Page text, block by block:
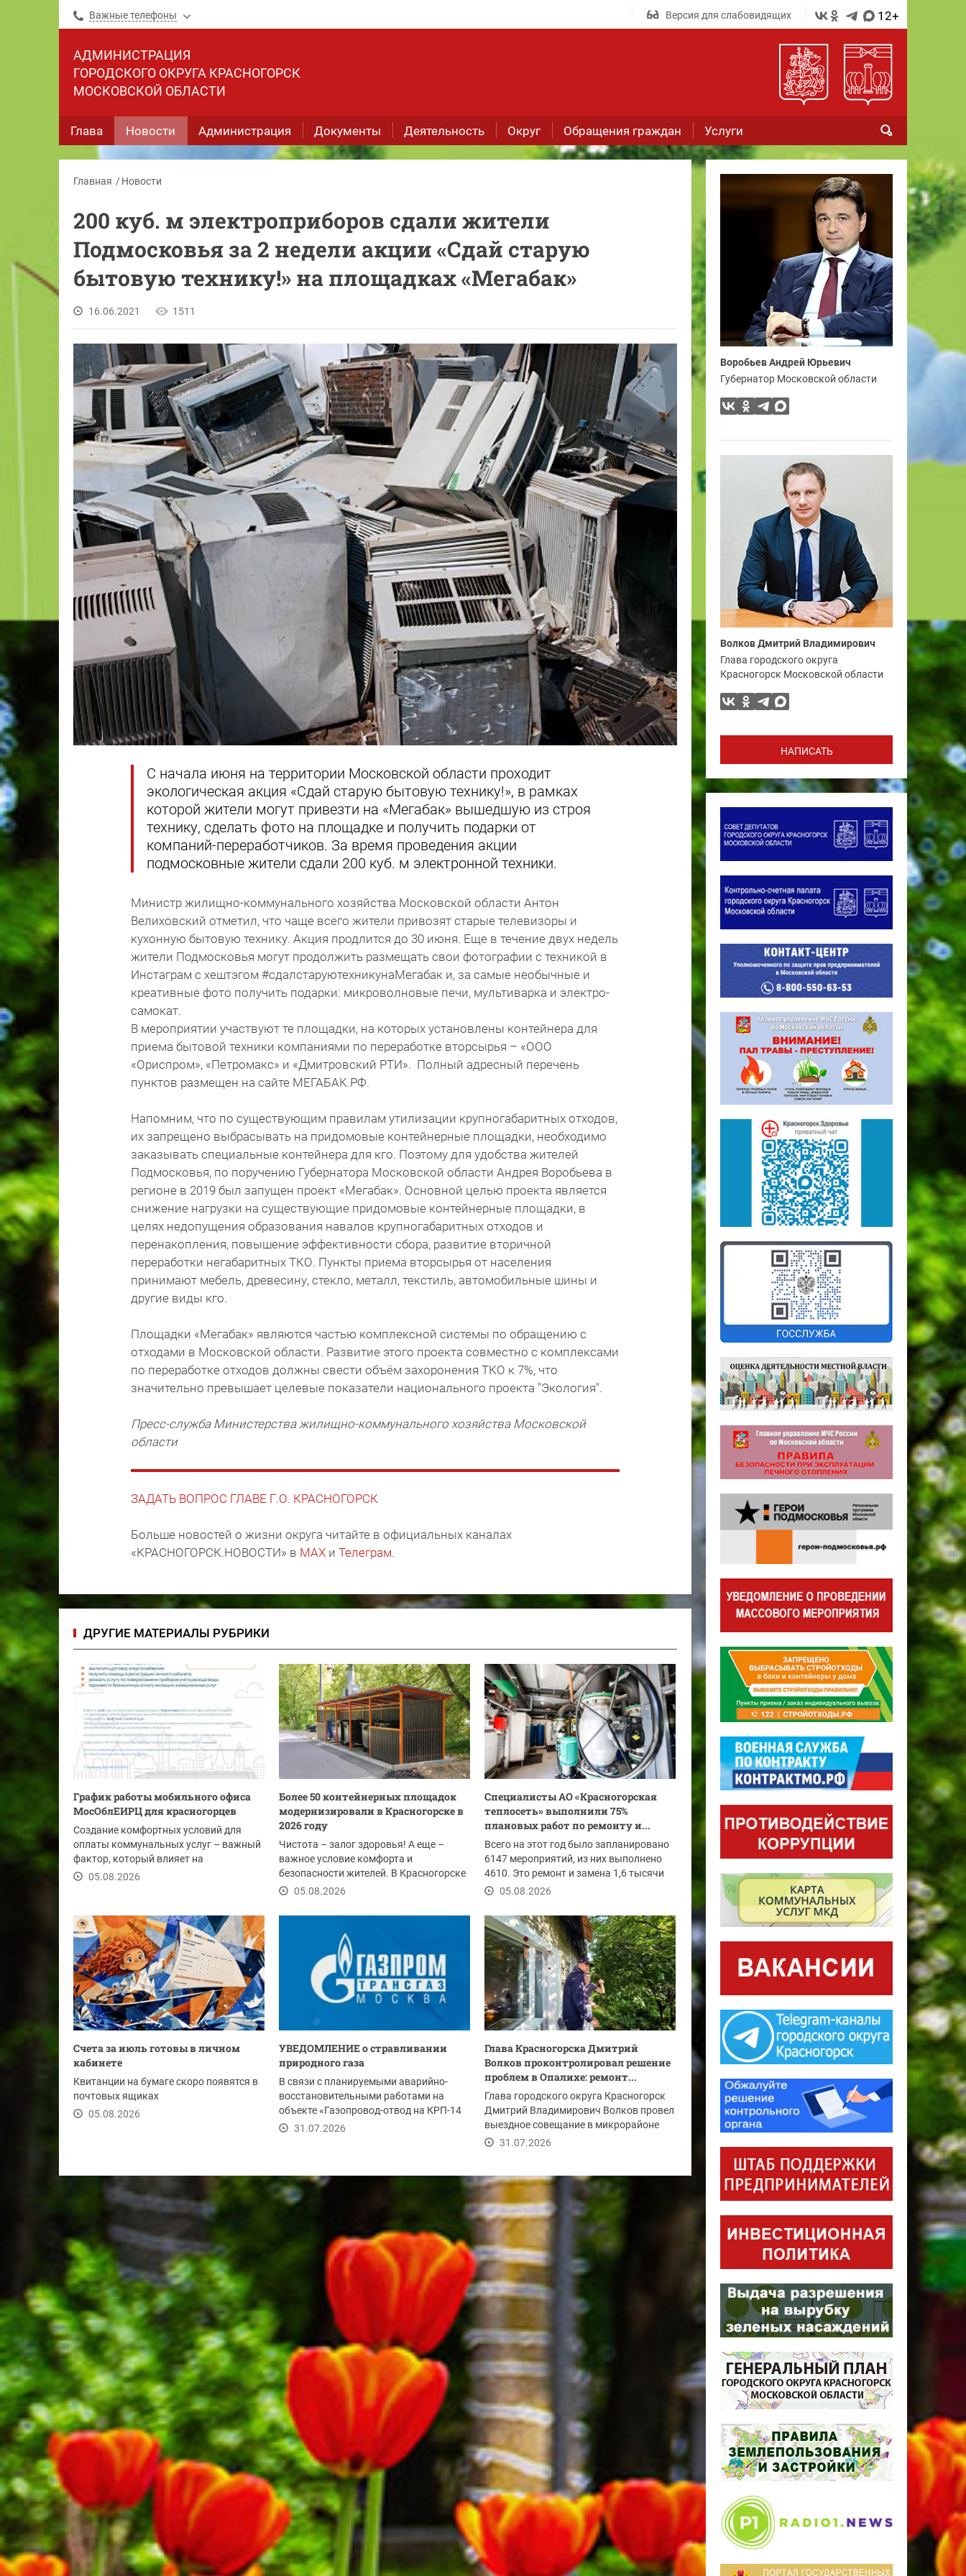
Важные телефоны Версия для слабовидящих 12+
АДМИНИСТРАЦИЯ
ГОРОДСКОГО ОКРУГА КРАСНОГОРСК
МОСКОВСКОЙ ОБЛАСТИ
Глава Новости Администрация Документы Деятельность Округ Обращения граждан Услуги
Главная Новости
200 куб. м электроприборов сдали жители
Подмосковья за 2 недели акции «Сдай старую
бытовую технику!» на площадках «Мегабак»
16.06.2021 1511
С начала июня на территории Московской области проходит
экологическая акция «Сдай старую бытовую технику!», в рамках
которой жители могут привезти на «Мегабак» вышедшую из строя
технику, сделать фото на площадке и получить подарки от
компаний-переработчиков. За время проведения акции
подмосковные жители сдали 200 куб. м электронной техники.
Министр жилищно-коммунального хозяйства Московской области Антон
Велиховский отметил, что чаще всего жители привозят старые телевизоры и
кухонную бытовую технику. Акция продлится до 30 июня. Еще в течение двух недель
жители Подмосковья могут продолжить размещать свои фотографии с техникой в
Инстаграм с хештэгом #сдалстаруютехникунаМегабак и, за самые необычные и
креативные фото получить подарки: микроволновые печи, мультиварка и электро-
самокат.
В мероприятии участвуют те площадки, на которых установлены контейнера для
приема бытовой техники компаниями по переработке вторсырья – «ООО
«Ориспром», «Петромакс» и «Дмитровский РТИ». Полный адресный перечень
пунктов размещен на сайте МЕГАБАК.РФ.
Напомним, что по существующим правилам утилизации крупногабаритных отходов,
их запрещено выбрасывать на придомовые контейнерные площадки, необходимо
заказывать специальные контейнера для кго. Поэтому для удобства жителей
Подмосковья, по поручению Губернатора Московской области Андрея Воробьева в
регионе в 2019 был запущен проект «Мегабак». Основной целью проекта является
снижение нагрузки на существующие придомовые контейнерные площадки, в
целях недопущения образования навалов крупногабаритных отходов и
перенакопления, повышение эффективности сбора, развитие вторичной
переработки негабаритных ТКО. Пункты приема вторсырья от населения
принимают мебель, древесину, стекло, металл, текстиль, автомобильные шины и
другие виды кго.
Площадки «Мегабак» являются частью комплексной системы по обращению с
отходами в Московской области. Развитие этого проекта совместно с комплексами
по переработке отходов должны свести объём захоронения ТКО к 7%, что
значительно превышает целевые показатели национального проекта "Экология".
Пресс-служба Министерства жилищно-коммунального хозяйства Московской
области
ЗАДАТЬ ВОПРОС ГЛАВЕ Г.О. КРАСНОГОРСК
Больше новостей о жизни округа читайте в официальных каналах
«КРАСНОГОРСК.НОВОСТИ» в MAX и Телеграм.
ДРУГИЕ МАТЕРИАЛЫ РУБРИКИ
График работы мобильного офиса
МосОблЕИРЦ для красногорцев
Создание комфортных условий для
оплаты коммунальных услуг – важный
фактор, который влияет на
своевременность...
05.08.2026
Более 50 контейнерных площадок
модернизировали в Красногорске в
2026 году
Чистота – залог здоровья! А еще –
важное условие комфорта и
безопасности жителей. В Красногорске
этим летом провели...
05.08.2026
Специалисты АО «Красногорская
теплосеть» выполнили 75%
плановых работ по ремонту и...
Всего на этот год было запланировано
6147 мероприятий, из них выполнено
4610. Это ремонт и замена 1,6 тысячи
погонных...
05.08.2026
Счета за июль готовы в личном
кабинете
Квитанции на бумаге скоро появятся в
почтовых ящиках
05.08.2026
УВЕДОМЛЕНИЕ о стравливании
природного газа
В связи с планируемыми аварийно-
восстановительными работами на
объекте «Газопровод-отвод на КРП-14
Ду-1020 мм 2-я...
31.07.2026
Глава Красногорска Дмитрий
Волков проконтролировал решение
проблем в Опалихе: ремонт...
Глава городского округа Красногорск
Дмитрий Владимирович Волков провел
выездное совещание в микрорайоне
Опалиха после...
31.07.2026
Воробьев Андрей Юрьевич
Губернатор Московской области
Волков Дмитрий Владимирович
Глава городского округа
Красногорск Московской области
НАПИСАТЬ